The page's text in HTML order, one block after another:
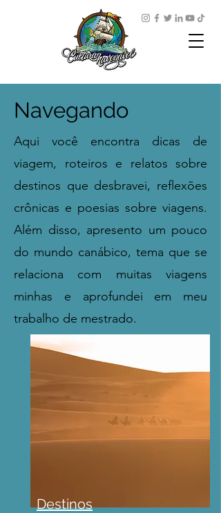
Navegando
Aqui você encontra dicas de
viagem, roteiros e relatos sobre
destinos que desbravei, reflexões
crônicas e poesias sobre viagens.
Além disso, apresento um pouco
do mundo canábico, tema que se
relaciona com muitas viagens
minhas e aprofundei em meu
trabalho de mestrado.
Destinos